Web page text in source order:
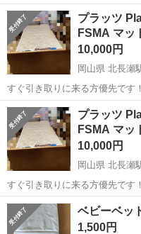
用 オマケで写真のサイドテーブルを付けます
き取りに来れる日時をメッセ
一緒にお手伝いします。 ...
岡山 岡山市
プラッツ
FSMA マ
10,000円
岡山県 北長瀬
すぐ引き取りに来る方優先です！ 北長瀬駅近くです。 引き取りに来
る日時をメッセージください。
いします。 配達は有料になります【¥3000〜】 ※配達時間帯は日中で
す お時間に余裕が...
岡山 岡山市
プラッツ
FSMA マ
10,000円
岡山県 北長瀬
すぐ引き取りに来る方優先です！ 北長瀬駅近くです。 引き取りに来
る日時をメッセージください。
いします。 配達は有料になります【¥3000〜】 ※配達時間帯は日中で
す お時間に余裕が...
岡山 岡山市 北長瀬駅
ベビーベッ
1,500円